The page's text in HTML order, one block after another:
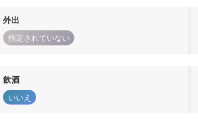
外出
指定されていない
飲酒
いいえ